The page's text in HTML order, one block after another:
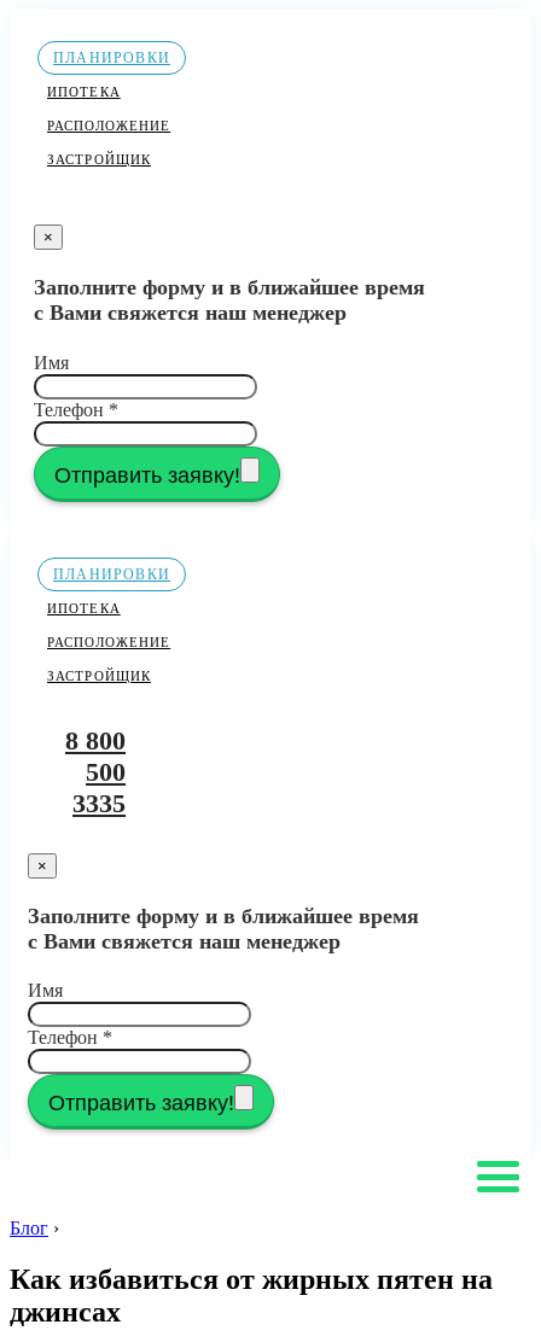
ПЛАНИРОВКИ
ИПОТЕКА
РАСПОЛОЖЕНИЕ
ЗАСТРОЙЩИК
×
Заполните форму и в ближайшее время
с Вами свяжется наш менеджер
Имя
Телефон *
Отправить заявку!
ПЛАНИРОВКИ
ИПОТЕКА
РАСПОЛОЖЕНИЕ
ЗАСТРОЙЩИК
8 800
500
3335
×
Заполните форму и в ближайшее время
с Вами свяжется наш менеджер
Имя
Телефон *
Отправить заявку!
Блог ›
Как избавиться от жирных пятен на
джинсах